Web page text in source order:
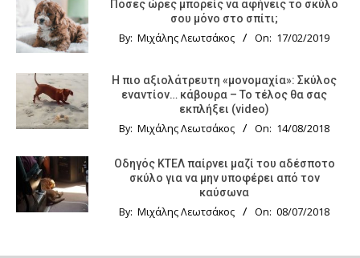
Πόσες ώρες μπορείς να αφήνεις το σκύλο
σου μόνο στο σπίτι;
By: Μιχάλης Λεωτσάκος On: 17/02/2019
Η πιο αξιολάτρευτη «μονομαχία»: Σκύλος
εναντίον… κάβουρα – Το τέλος θα σας
εκπλήξει (video)
By: Μιχάλης Λεωτσάκος On: 14/08/2018
Οδηγός KTΕΛ παίρνει μαζί του αδέσποτο
σκύλο για να μην υποφέρει από τον
καύσωνα
By: Μιχάλης Λεωτσάκος On: 08/07/2018